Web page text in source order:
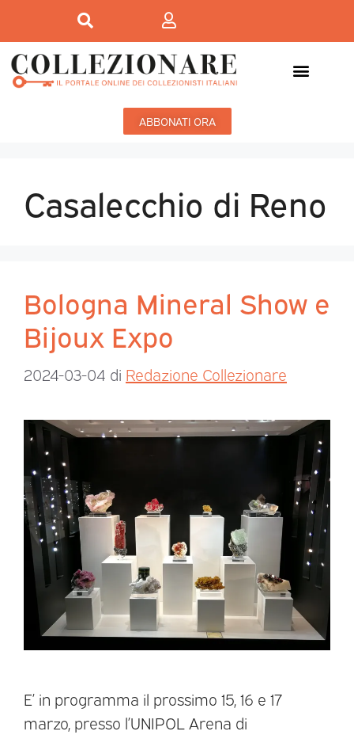
ABBONATI ORA
Casalecchio di Reno
Bologna Mineral Show e
Bijoux Expo
2024-03-04 di Redazione Collezionare
E’ in programma il prossimo 15, 16 e 17
marzo, presso l’UNIPOL Arena di